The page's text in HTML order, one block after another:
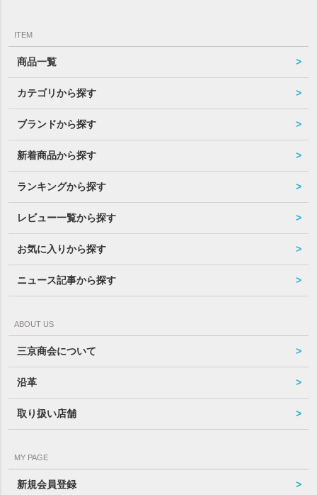
ITEM
商品一覧
カテゴリから探す
ブランドから探す
新着商品から探す
ランキングから探す
レビュー一覧から探す
お気に入りから探す
ニュース記事から探す
ABOUT US
三京商会について
沿革
取り扱い店舗
MY PAGE
新規会員登録